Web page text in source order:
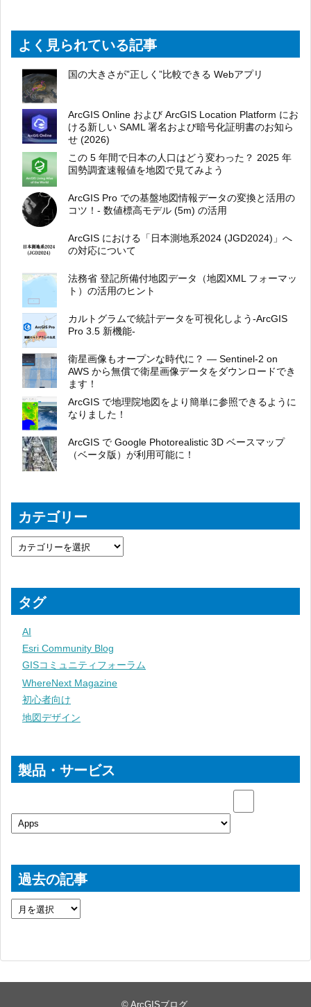
よく見られている記事
国の大きさが”正しく”比較できる Webアプリ
ArcGIS Online および ArcGIS Location Platform にお
ける新しい SAML 署名および暗号化証明書のお知ら
せ (2026)
この 5 年間で日本の人口はどう変わった？ 2025 年
国勢調査速報値を地図で見てみよう
ArcGIS Pro での基盤地図情報データの変換と活用の
コツ！- 数値標高モデル (5m) の活用
ArcGIS における「日本測地系2024 (JGD2024)」へ
の対応について
法務省 登記所備付地図データ（地図XML フォーマッ
ト）の活用のヒント
カルトグラムで統計データを可視化しよう-ArcGIS
Pro 3.5 新機能-
衛星画像もオープンな時代に？ ― Sentinel-2 on
AWS から無償で衛星画像データをダウンロードでき
ます！
ArcGIS で地理院地図をより簡単に参照できるように
なりました！
ArcGIS で Google Photorealistic 3D ベースマップ
（ベータ版）が利用可能に！
カテゴリー
タグ
AI
Esri Community Blog
GISコミュニティフォーラム
WhereNext Magazine
初心者向け
地図デザイン
製品・サービス
過去の記事
© ArcGISブログ.